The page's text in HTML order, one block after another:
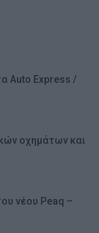
Auto Express /
οχημάτων και
νέου Peaq –